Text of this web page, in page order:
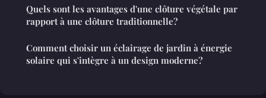
Quels sont les avantages d'une clôture végétale par
rapport à une clôture traditionnelle?
Comment choisir un éclairage de jardin à énergie
solaire qui s'intègre à un design moderne?